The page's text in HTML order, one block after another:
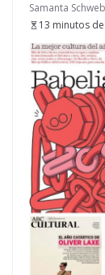
Samanta
13 minutos